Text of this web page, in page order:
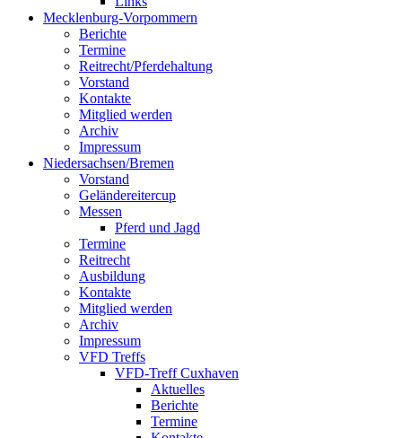
Mecklenburg-Vorpommern
Berichte
Termine
Reitrecht/Pferdehaltung
Vorstand
Kontakte
Mitglied werden
Archiv
Impressum
Niedersachsen/Bremen
Vorstand
Geländereitercup
Messen
Pferd und Jagd
Termine
Reitrecht
Ausbildung
Kontakte
Mitglied werden
Archiv
Impressum
VFD Treffs
VFD-Treff Cuxhaven
Aktuelles
Berichte
Termine